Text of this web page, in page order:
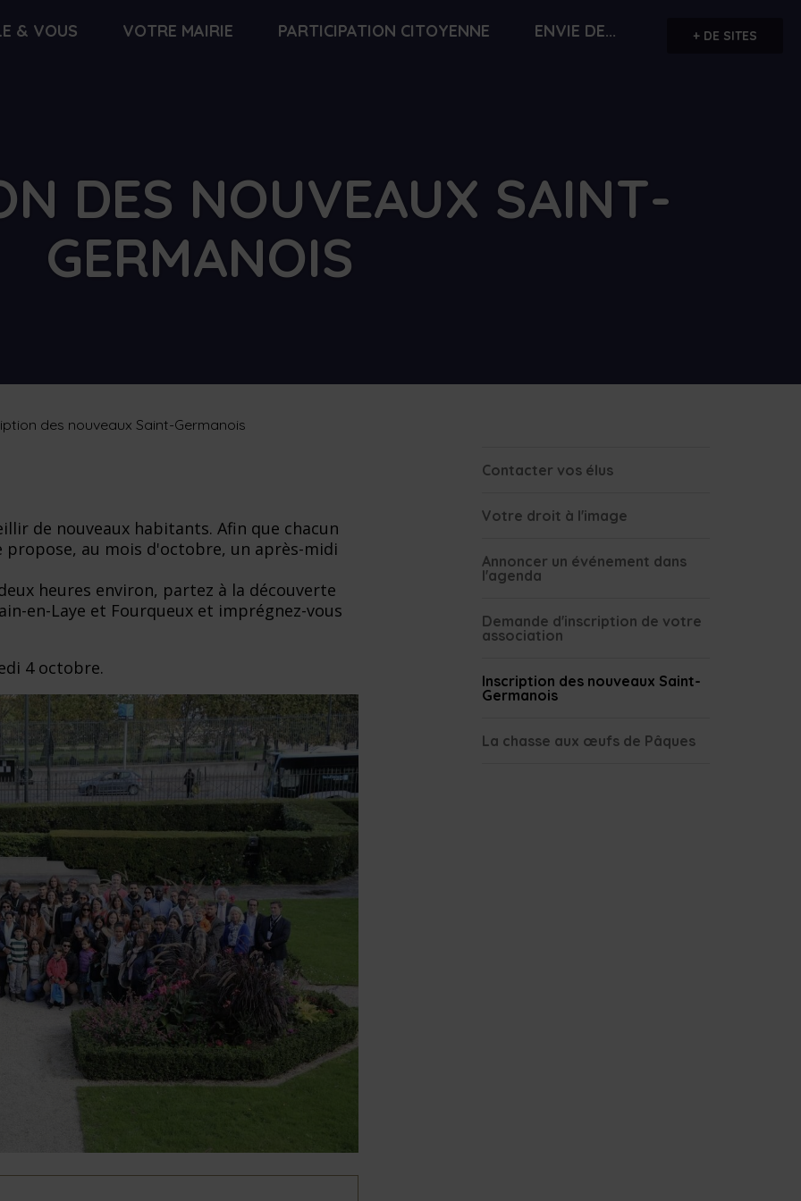
+ DE SITES
& VOUS VOTRE MAIRIE PARTICIPATION CITOYENNE ENVIE DE...
DES NOUVEAUX SAINT-
GERMANOIS
des nouveaux Saint-Germanois
de nouveaux habitants. Afin que chacun
au mois d'octobre, un après-midi
heures environ, partez à la découverte
en-Laye et Fourqueux et imprégnez-vous
4 octobre.
Contacter vos élus
Votre droit à l'image
Annoncer un événement dans
l'agenda
Demande d'inscription de votre
association
Inscription des nouveaux Saint-
Germanois
La chasse aux œufs de Pâques